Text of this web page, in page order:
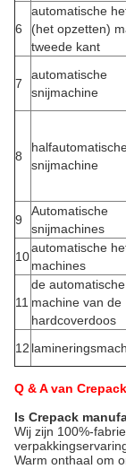
6
automatische
(het opzetten)
tweede kant
7
automatische
snijmachine
8
snijmachine
9
Automatische
snijmachines
10
automatische
machines
11
de automatische
machine van de
hardcoverdoos
12
Q & A van
Is Crepack
Wij zijn 100%-
Warm onthaal om